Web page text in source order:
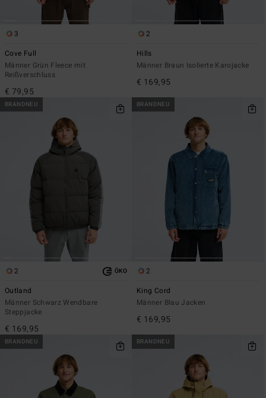
3
Cove Full
Männer Grün Fleece mit
Reißverschluss
€ 79,95
2
Hills
Männer Braun Isolierte Karojacke
€ 169,95
BRANDNEU
2 ÖKO
Outland
Männer Schwarz Wendbare
Steppjacke
€ 169,95
BRANDNEU
2
King Cord
Männer Blau Jacken
€ 169,95
BRANDNEU BRANDNEU